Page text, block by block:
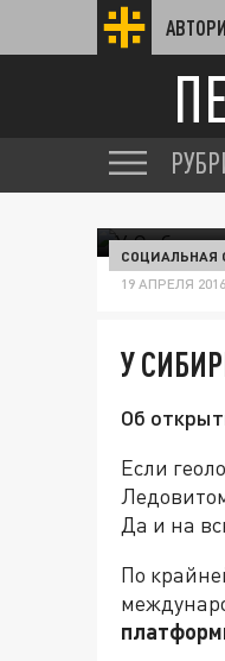
СОЦИАЛЬНАЯ
19 АПРЕЛЯ
У
Об
Если
Да и на
По